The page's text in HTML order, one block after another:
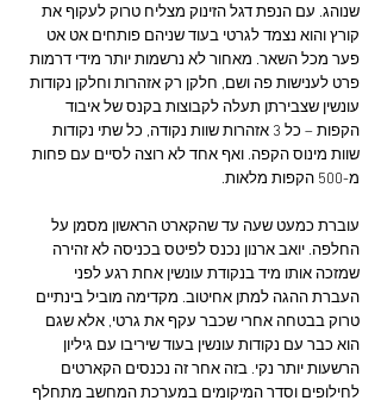
שנוהג. עם הנפת דגל הזינוק מצליח טרוק לעקוף את
קורץ והוא נצמד לגרטי בעוד שניהם פותחים אט אט
פער מכל השאר. מאחור לא נרשמות יותר מידי דרמות
פרט לענישות פה ושם, חלקן רק אזהרות וחלקן נקודות
עונשין שצבירתן תעלה לקבוצות בקנס של איבוד
הקפות – כל 3 אזהרות שוות נקודה, כל שתי נקודות
שוות מינוס הקפה. ואף אחד לא רוצה לסיים עם פחות
מ-500 הקפות מלאות.
עוברת כמעט שעה עד שהקארט הראשון מסמן על
החלפה. יואב ארנון נכנס לפיטס בכניסה לא זהירה
שמזכה אותו מיד בנקודת עונשין אחת רגע לפני
העברת ההגה למתן אחיטוב. מקדימה מוביל בינתיים
טרוק בבטחה אחרי שכבר עקף את גרטי, אלא שגם
הוא כבר עם נקודות עונשין בעוד שיריבו עם גיליון
הרשעות יותר נקי. בזה אחר זה נכנסים הקארטים
לחילופים וסדר המיקומים במערכת המחשב מתחלף